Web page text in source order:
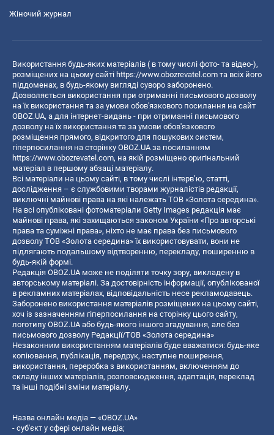
Жіночий журнал
Використання будь-яких матеріалів ( в тому числі фото- та відео-),
розміщених на цьому сайті https://www.obozrevatel.com та всіх його
піддоменах, в будь-якому вигляді суворо заборонено.
Дозволяється використання при отриманні письмового дозволу
на їх використання та за умови обов'язкового посилання на сайт
OBOZ.UA, а для інтернет-видань - при отриманні письмового
дозволу на їх використання та за умови обов'язкового
розміщення прямого, відкритого для пошукових систем,
гіперпосилання на сторінку OBOZ.UA за посиланням
https://www.obozrevatel.com, на якій розміщено оригінальний
матеріал в першому абзаці матеріалу.
Всі матеріали на цьому сайті, в тому числі інтерв’ю, статті,
дослідження – є службовими творами журналістів редакції,
виключні майнові права на які належать ТОВ «Золота середина».
На всі опубліковані фотоматеріали Getty Images редакція має
майнові права, які захищаються законом України «Про авторські
права та суміжні права», ніхто не має права без письмового
дозволу ТОВ «Золота середина» їх використовувати, вони не
підлягають подальшому відтворенню, перекладу, поширенню в
будь-якій формі.
Редакція OBOZ.UA може не поділяти точку зору, викладену в
авторському матеріалі. За достовірність інформації, опублікованої
в рекламних матеріалах, відповідальність несе рекламодавець.
Заборонено використання матеріалів розміщених на цьому сайті,
хоч із зазначенням гіперпосилання на сторінку цього сайту,
логотипу OBOZ.UA або будь-якого іншого згадування, але без
письмового дозволу Редакції/ТОВ «Золота середина»
Незаконним використанням матеріалів буде вважатися: будь-яке
копiювання, публiкацiя, передрук, наступне поширення,
використання, переробка з використанням, включенням до
складу інших матеріалів, розповсюдження, адаптація, переклад
та інші подібні зміни матеріалу.
Назва онлайн медіа — «OBOZ.UA»
- суб'єкт у сфері онлайн медіа;